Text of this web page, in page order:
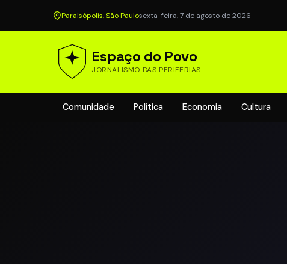
Paraisópolis, São Paulosexta-feira, 7 de agosto de 2026
Espaço do Povo
JORNALISMO DAS PERIFERIAS
Comunidade Política Economia Cultura